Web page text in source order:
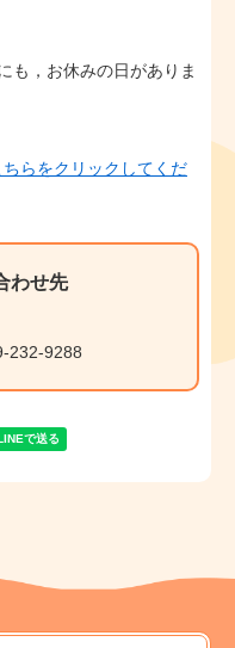
，お休みの日がありま
らをクリックしてくだ
わせ先
232-9288